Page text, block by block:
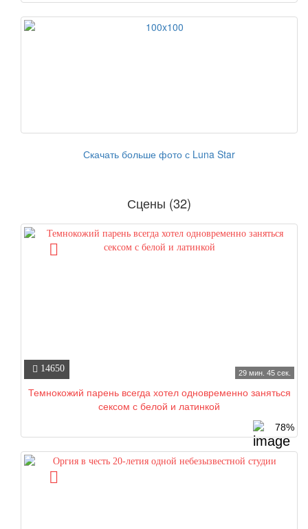
Скачать больше фото с Luna Star
Сцены (32)
29 мин. 45 сек.
14650
Темнокожий парень всегда хотел одновременно заняться
сексом с белой и латинкой
78%